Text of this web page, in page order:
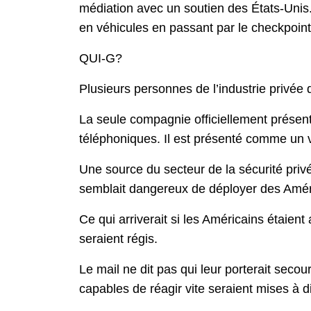
médiation avec un soutien des États-
en véhicules en passant par le
QUI-G?
Plusieurs personnes de l’industrie
La seule compagnie officiellement
téléphoniques. Il est présenté comme un
Une source du secteur de la sécurité
semblait dangereux de déployer des
Ce qui arriverait si les Américains
seraient régis.
Le mail ne dit pas qui leur porterait
capables de réagir vite seraient mises à